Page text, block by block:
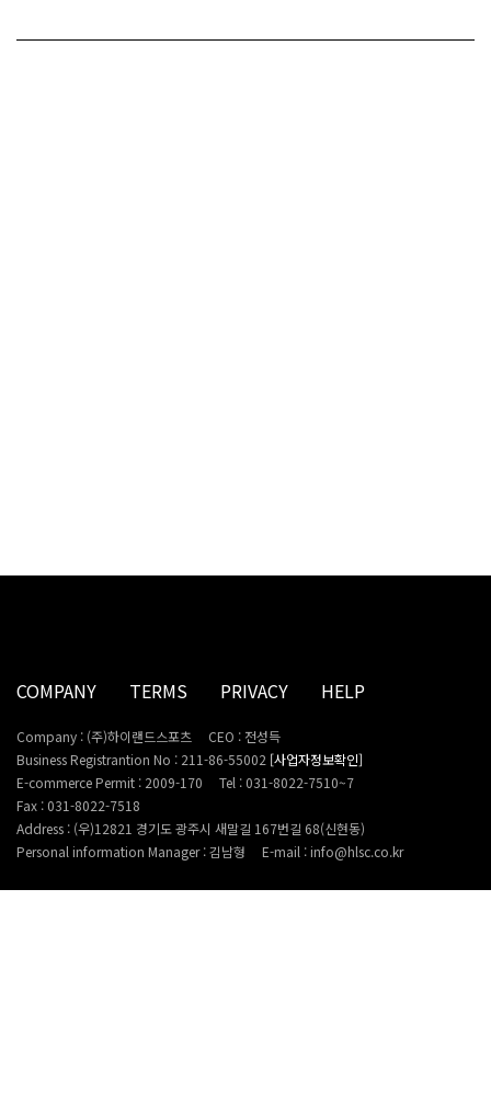
COMPANY TERMS PRIVACY HELP
Company : (주)하이랜드스포츠
CEO : 전성득
Business Registrantion No : 211-86-55002 [사업자정보확인]
E-commerce Permit : 2009-170
Tel : 031-8022-7510~7
Fax : 031-8022-7518
Address : (우)12821 경기도 광주시 새말길 167번길 68(신현동)
Personal information Manager : 김남형
E-mail : info@hlsc.co.kr